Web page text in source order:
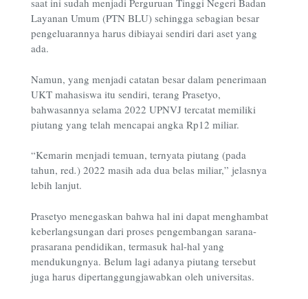
saat ini sudah menjadi Perguruan Tinggi Negeri Badan
Layanan Umum (PTN BLU) sehingga sebagian besar
pengeluarannya harus dibiayai sendiri dari aset yang
ada.
Namun, yang menjadi catatan besar dalam penerimaan
UKT mahasiswa itu sendiri, terang Prasetyo,
bahwasannya selama 2022 UPNVJ tercatat memiliki
piutang yang telah mencapai angka Rp12 miliar.
“Kemarin menjadi temuan, ternyata piutang (pada
tahun, red.) 2022 masih ada dua belas miliar,” jelasnya
lebih lanjut.
Prasetyo menegaskan bahwa hal ini dapat menghambat
keberlangsungan dari proses pengembangan sarana-
prasarana pendidikan, termasuk hal-hal yang
mendukungnya. Belum lagi adanya piutang tersebut
juga harus dipertanggungjawabkan oleh universitas.